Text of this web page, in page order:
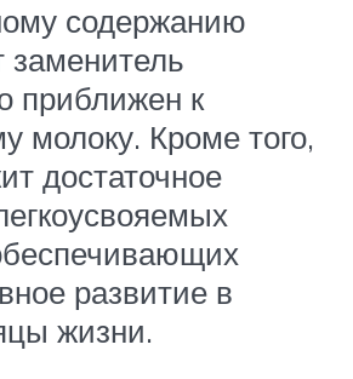
содержанию
заменитель
приближен к
молоку. Кроме того,
достаточное
развитие в
жизни.